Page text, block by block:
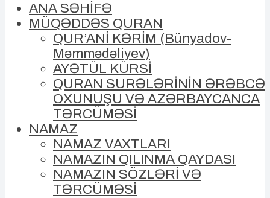
ANA SƏHİFƏ
MÜQƏDDƏS QURAN
QUR’ANİ KƏRİM (Bünyadov-
Məmmədəliyev)
AYƏTÜL KÜRSİ
QURAN SURƏLƏRİNİN ƏRƏBCƏ
OXUNUŞU VƏ AZƏRBAYCANCA
TƏRCÜMƏSİ
NAMAZ
NAMAZ VAXTLARI
NAMAZIN QILINMA QAYDASI
NAMAZIN SÖZLƏRİ VƏ
TƏRCÜMƏSİ